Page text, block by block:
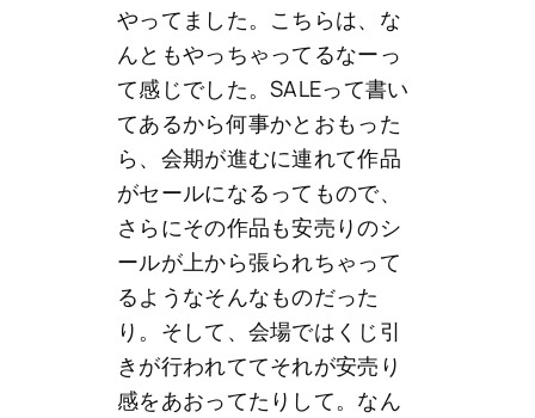
やってました。こちらは、な
んともやっちゃってるなーっ
て感じでした。SALEって書い
てあるから何事かとおもった
ら、会期が進むに連れて作品
がセールになるってもので、
さらにその作品も安売りのシ
ールが上から張られちゃって
るようなそんなものだった
り。そして、会場ではくじ引
きが行われててそれが安売り
感をあおってたりして。なん